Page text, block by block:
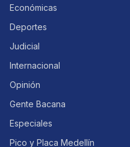
Económicas
Deportes
Judicial
Internacional
Opinión
Gente Bacana
Especiales
Pico y Placa Medellín